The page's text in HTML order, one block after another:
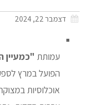
דצמבר 22, 2024
עמותת
הפועל במרץ
אוכלוסיות